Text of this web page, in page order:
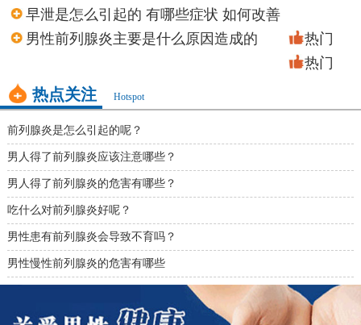
早泄是怎么引起的 有哪些症状 如何改善
热门
男性前列腺炎主要是什么原因造成的
热门
热点关注 Hotspot
前列腺炎是怎么引起的呢？
男人得了前列腺炎应该注意哪些？
男人得了前列腺炎的危害有哪些？
吃什么对前列腺炎好呢？
男性患有前列腺炎会导致不育吗？
男性慢性前列腺炎的危害有哪些